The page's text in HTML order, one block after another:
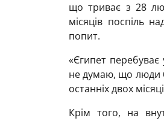
що триває з 28
місяців поспіль
попит.
«Єгипет перебуває
не думаю, що люди
останніх двох
Крім того, на